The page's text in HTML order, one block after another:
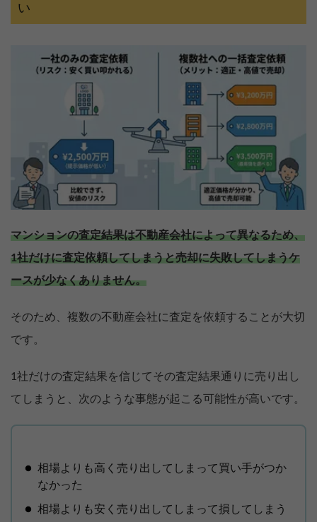
い
マンションの査定結果は不動産会社によって異なるため、
1社だけに査定依頼してしまうと売却に失敗してしまうケ
ースが少なくありません。
そのため、複数の不動産会社に査定を依頼することが大切
です。
1社だけの査定結果を信じてその査定結果通りに売り出し
てしまうと、次のような事態が起こる可能性が高いです。
相場よりも高く売り出してしまって買い手がつか
なかった
相場よりも安く売り出してしまって損してしまう